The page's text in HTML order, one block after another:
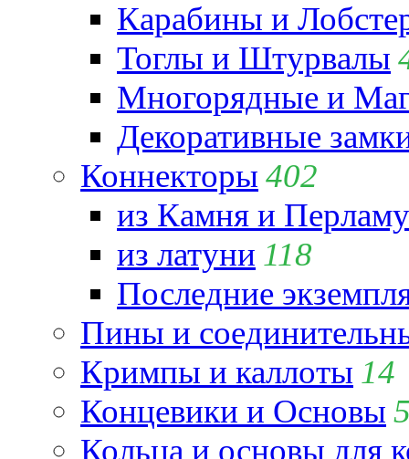
Карабины и
Тоглы и Штурвалы
Многорядные и
Декоративные
Коннекторы 402
из Камня и
из латуни 118
Последние
Пины и
Кримпы и каллоты 14
Концевики и Основы
Кольца и основы для